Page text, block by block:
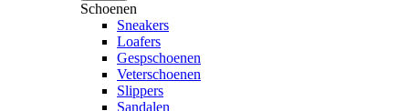
Schoenen
Sneakers
Loafers
Gespschoenen
Veterschoenen
Slippers
Sandalen